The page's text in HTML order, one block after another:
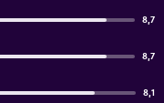
8,7
8,7
8,1